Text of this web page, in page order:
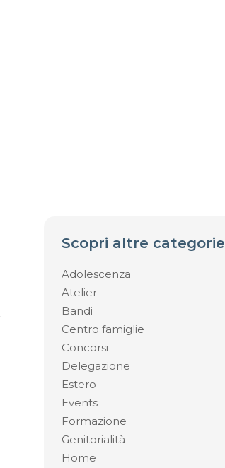
Scopri altre categorie
Adolescenza
Atelier
Bandi
Centro famiglie
Concorsi
Delegazione
Estero
Events
Formazione
Genitorialità
Home